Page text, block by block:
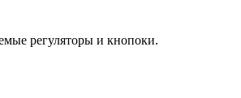
регуляторы и кнопоки.